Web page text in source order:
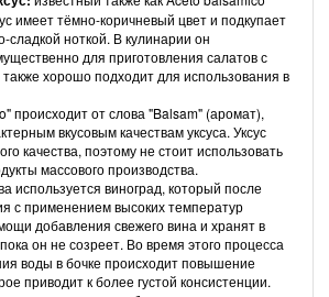
имеет тёмно-коричневый цвет и подкупает
сладкой ноткой. В кулинарии он
для приготовления салатов с
также хорошо подходит для использования в
происходит от слова "Balsam" (аромат),
вкусовым качествам уксуса. Уксус
качества, поэтому не стоит использовать
массового производства.
используется виноград, который после
с применением высоких температур
добавления свежего вина и хранят в
он не созреет. Во время этого процесса
воды в бочке происходит повышение
приводит к более густой консистенции.